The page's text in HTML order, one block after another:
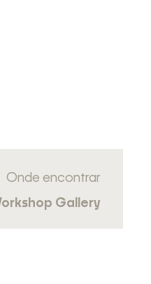
Onde encontrar
Gallery